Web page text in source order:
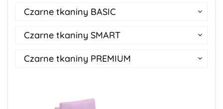
Czarne tkaniny BASIC
Czarne tkaniny SMART
Czarne tkaniny PREMIUM